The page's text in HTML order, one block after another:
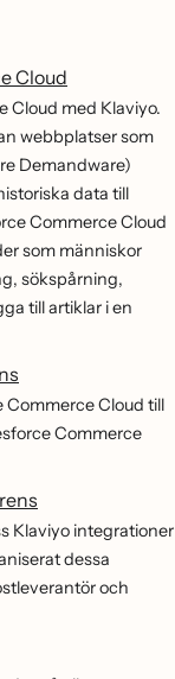
Cloud
Cloud med Klaviyo.
webbplatser som
Demandware)
data till
Commerce Cloud
som människor
sökspårning,
till artiklar i en
Commerce Cloud till
Commerce
Klaviyo integrationer
dessa
och